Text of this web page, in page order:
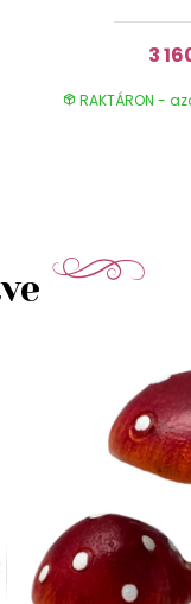
3
RAKTÁRON -